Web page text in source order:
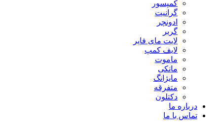
کمپسور
گرانیت
ادونچر
گربر
لایت مای فایر
لایف کمپ
ماموت
مانکی
مایژانگ
متفرقه
دکتلون
درباره ما
تماس با ما